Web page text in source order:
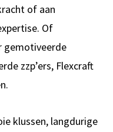
of aan
Of
gemotiveerde
zzp’ers, Flexcraft
klussen, langdurige